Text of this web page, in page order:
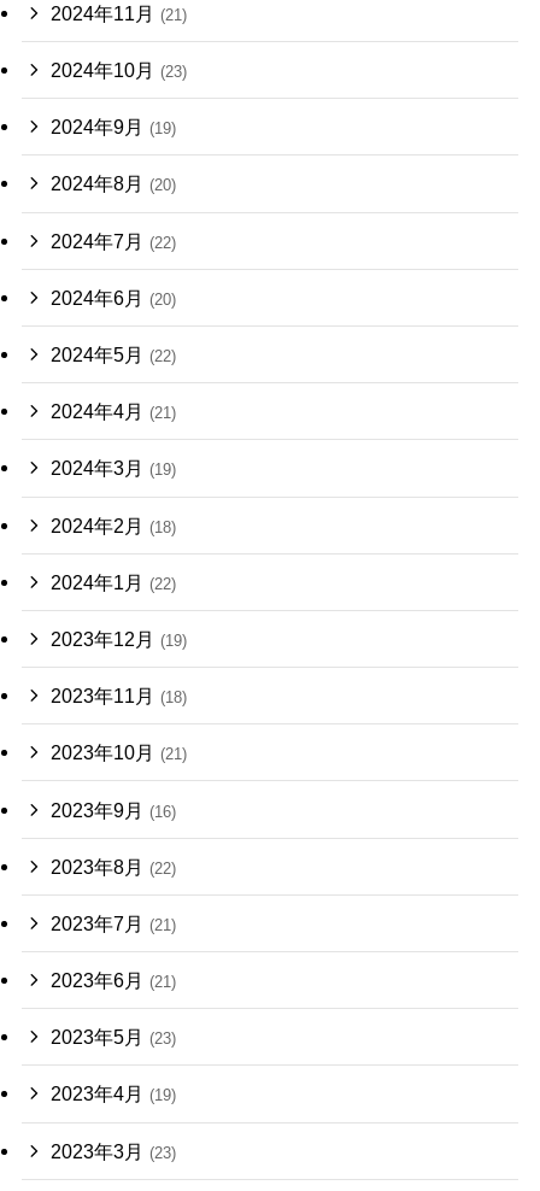
2024年11月 (21)
2024年10月 (23)
2024年9月 (19)
2024年8月 (20)
2024年7月 (22)
2024年6月 (20)
2024年5月 (22)
2024年4月 (21)
2024年3月 (19)
2024年2月 (18)
2024年1月 (22)
2023年12月 (19)
2023年11月 (18)
2023年10月 (21)
2023年9月 (16)
2023年8月 (22)
2023年7月 (21)
2023年6月 (21)
2023年5月 (23)
2023年4月 (19)
2023年3月 (23)